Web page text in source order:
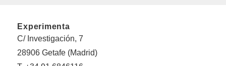
Experimenta
C/ Investigación, 7
28906 Getafe (Madrid)